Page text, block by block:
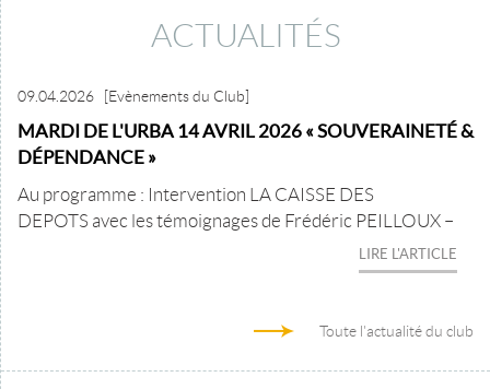
ACTUALITÉS
09.04.2026 [Evènements du Club]
MARDI DE L'URBA 14 AVRIL 2026 « SOUVERAINETÉ &
DÉPENDANCE »
Au programme : Intervention LA CAISSE DES
DEPOTS avec les témoignages de Frédéric PEILLOUX –
LIRE L'ARTICLE
Toute l'actualité du club